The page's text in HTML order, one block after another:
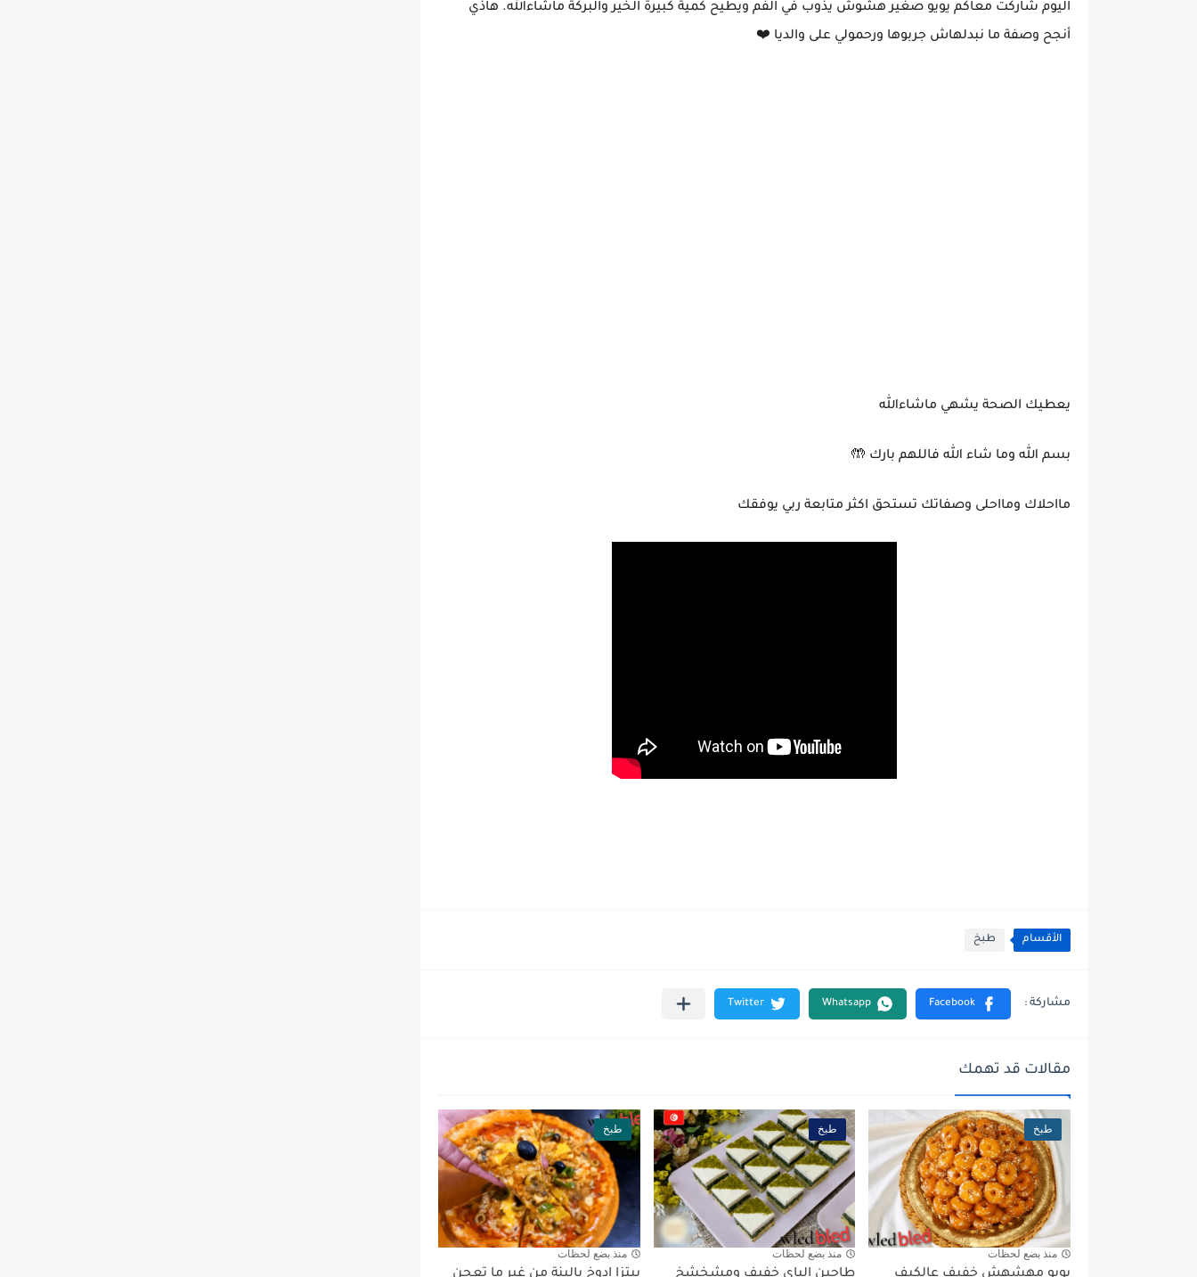
اليوم شاركت معاكم يويو صغير هشوش يذوب في الفم ويطيح كمية كبيرة الخير والبركة ماشاءالله. هاذي
أنجح وصفة ما نبدلهاش جربوها ورحمولي على والديا ❤️
يعطيك الصحة يشهي ماشاءالله
بسم الله وما شاء الله فاللهم بارك 🤲
مااحلاك ومااحلى وصفاتك تستحق اكثر متابعة ربي يوفقك
الأقسام طبخ
مقالات قد تهمك
طبخ
منذ بضع لحظات
يويو مهشهش خفيف عالكيف
طبخ
منذ بضع لحظات
طاجين الباي خفيف ومشخشخ
طبخ
منذ بضع لحظات
بيتزا ادوخ بالبنة من غير ما تعجن